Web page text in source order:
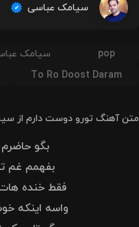
سیامک عباسی
pop سیامک
To Ro Doost Daram
متن آهنگ تورو دوست دارم از
بگو
بفهمم غم
فقط خنده
واسه اینکه